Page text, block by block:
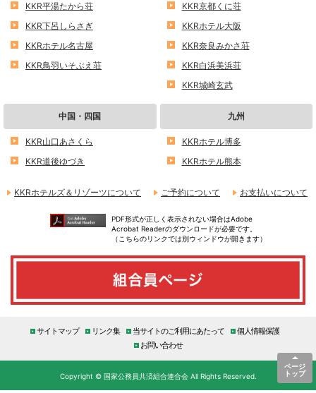
KKR平湯たから荘
KKR下呂しらさぎ
KKRホテル名古屋
KKR鳥羽いそぶえ荘
KKR京都くに荘
KKRホテル大阪
KKR奈良みかさ荘
KKR白浜美浜荘
KKR城崎玄武
中国・四国
KKR山口あさくら
KKR道後ゆづき
九州
KKRホテル博多
KKRホテル熊本
KKRホテルズ＆リゾーツについて ご予約について お支払いについて
PDF形式が正しく表示されない場合はAdobe
Acrobat Readerのダウンロードが必要です。
（こちらのリンクでは別ウィンドウが開きます）
ページ
トップ
サイトマップ リンク集 当サイトのご利用にあたって
個人情報保護
お問い合わせ
Copyright © 国家公務員共済組合連合会 All Rights Reserved.